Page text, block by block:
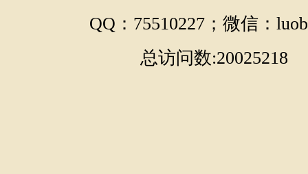
QQ：75510227；微信：
总访问数:20025218